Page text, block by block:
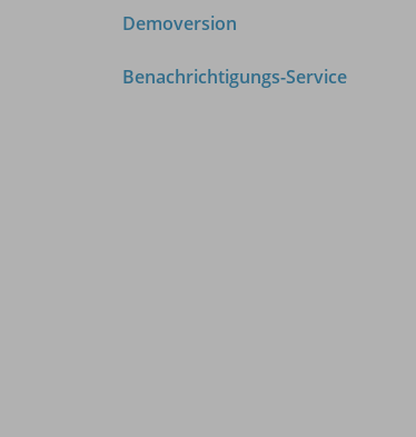
Demoversion
Benachrichtigungs-Service